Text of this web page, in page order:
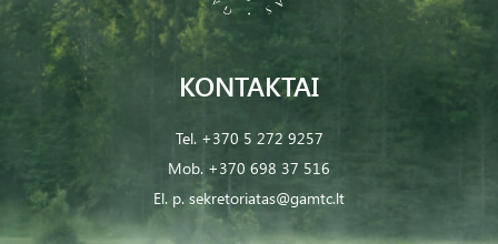
KONTAKTAI
Tel. +370 5 272 9257
Mob. +370 698 37 516
El. p. sekretoriatas@gamtc.lt